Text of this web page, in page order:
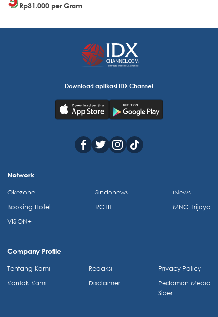
Rp31.000 per Gram
Download aplikasi IDX Channel
Network
Okezone
Booking Hotel
VISION+
Sindonews
RCTI+
iNews
MNC Trijaya
Company Profile
Tentang Kami
Kontak Kami
Redaksi
Disclaimer
Privacy Policy
Pedoman Media
Siber